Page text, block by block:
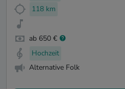
118 km
ab 650 €
Hochzeit
Alternative Folk